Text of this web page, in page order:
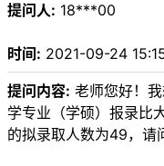
提问人: 18***00
时间: 2021-09-24
提问内容: 老师您好！
学专业（学硕）报录比
的拟录取人数为49，请